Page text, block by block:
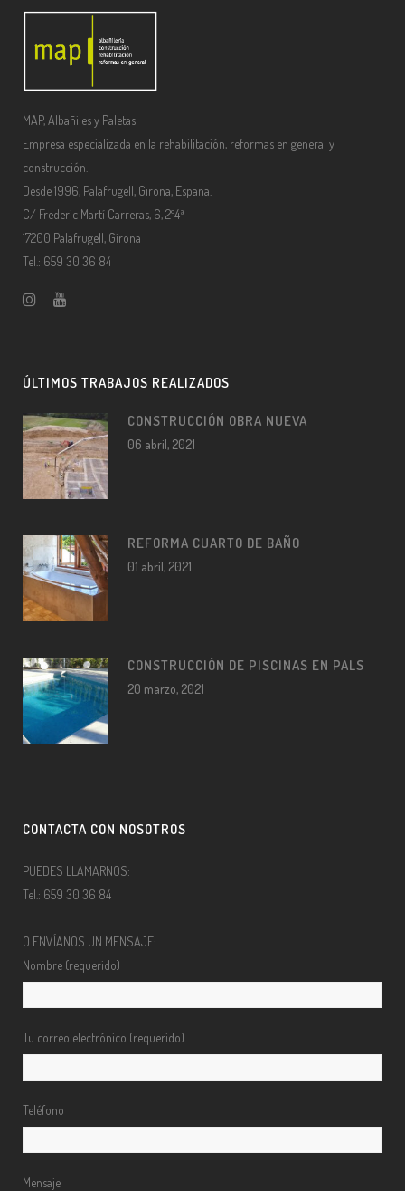
MAP, Albañiles y Paletas
Empresa especializada en la rehabilitación, reformas en general y
construcción.
Desde 1996, Palafrugell, Girona, España.
C/ Frederic Martí Carreras, 6, 2º4ª
17200 Palafrugell, Girona
Tel.: 659 30 36 84
ÚLTIMOS TRABAJOS REALIZADOS
CONSTRUCCIÓN OBRA NUEVA
06 abril, 2021
REFORMA CUARTO DE BAÑO
01 abril, 2021
CONSTRUCCIÓN DE PISCINAS EN PALS
20 marzo, 2021
CONTACTA CON NOSOTROS
PUEDES LLAMARNOS:
Tel.: 659 30 36 84
O ENVÍANOS UN MENSAJE:
Nombre (requerido)
Tu correo electrónico (requerido)
Teléfono
Mensaje